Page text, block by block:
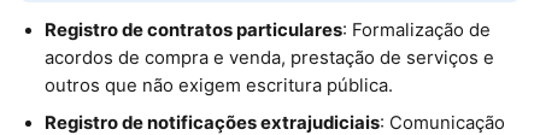
Registro de contratos particulares: Formalização de
acordos de compra e venda, prestação de serviços e
outros que não exigem escritura pública.
Registro de notificações extrajudiciais: Comunicação